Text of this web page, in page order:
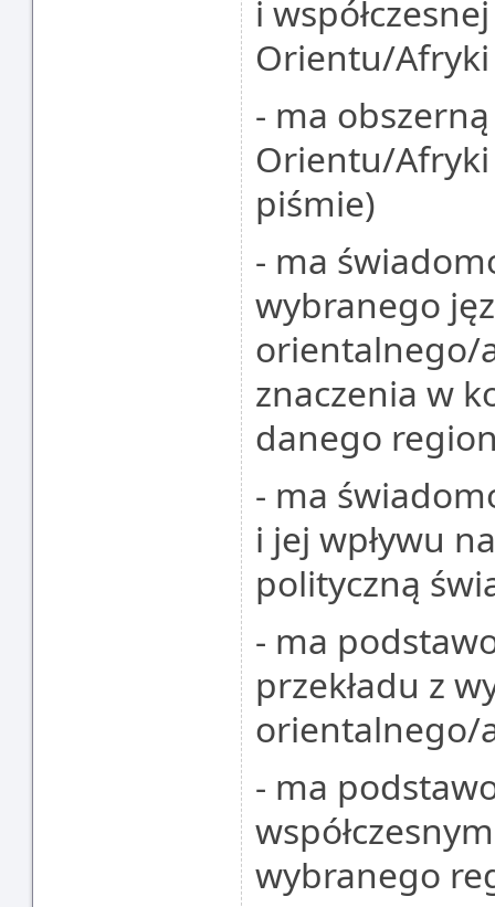
i
Orientu/Afryki
- ma
Orientu/
piśmie)
- ma
wybranego
orientalnego/
znaczenia w
danego
- ma
i jej wpływu
polityczną
- ma
przekładu z
orientalnego/
- ma
wybranego